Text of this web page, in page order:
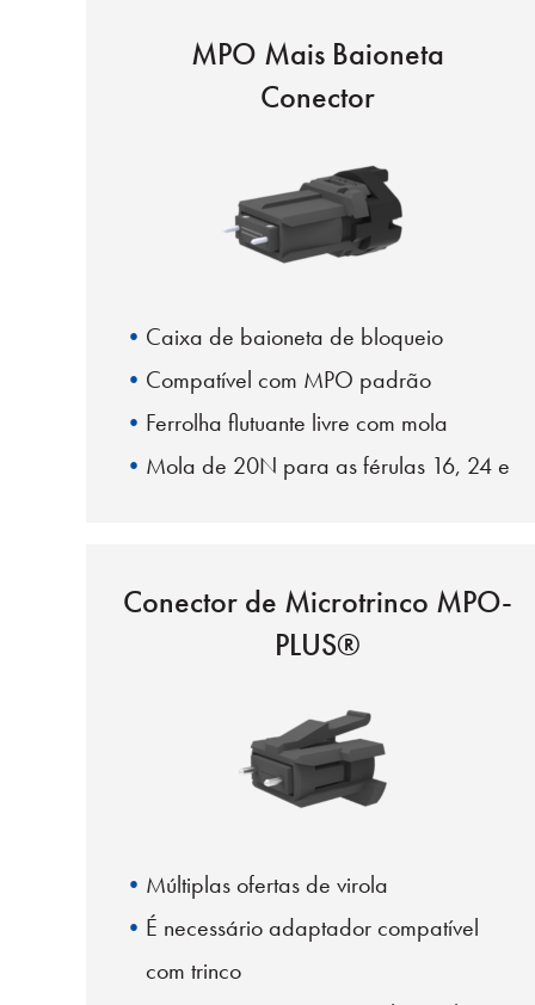
Virola de flutuação livre
12/24 chave do centro de fibra
MPO Mais Baioneta
Conector
Caixa de baioneta de bloqueio
Compatível com MPO padrão
Ferrolha flutuante livre com mola
Mola de 20N para as férulas 16, 24 e
Conector de Microtrinco MPO-
PLUS®
Múltiplas ofertas de virola
É necessário adaptador compatível
com trinco